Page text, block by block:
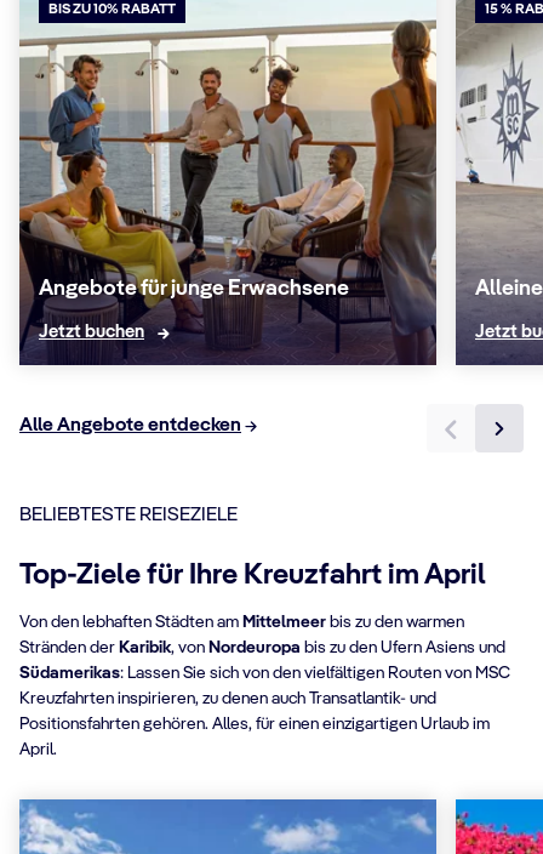
BIS ZU 10% RABATT
Angebote für junge Erwachsene
Jetzt buchen
15 %
Jetzt
Alle Angebote entdecken
BELIEBTESTE REISEZIELE
Top-Ziele für Ihre Kreuzfahrt im April
Von den lebhaften Städten am Mittelmeer bis zu den warmen
Stränden der Karibik, von Nordeuropa bis zu den Ufern Asiens und
Südamerikas: Lassen Sie sich von den vielfältigen Routen von MSC
Kreuzfahrten inspirieren, zu denen auch Transatlantik- und
Positionsfahrten gehören. Alles, für einen einzigartigen Urlaub im
April.